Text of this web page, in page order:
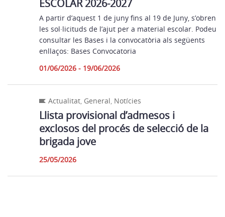
ESCOLAR 2026-2027
A partir d’aquest 1 de juny fins al 19 de Juny, s’obren
les sol·licituds de l’ajut per a material escolar. Podeu
consultar les Bases i la convocatòria als següents
enllaços: Bases Convocatoria
01/06/2026 - 19/06/2026
Actualitat, General, Notícies
Llista provisional d’admesos i
exclosos del procés de selecció de la
brigada jove
25/05/2026